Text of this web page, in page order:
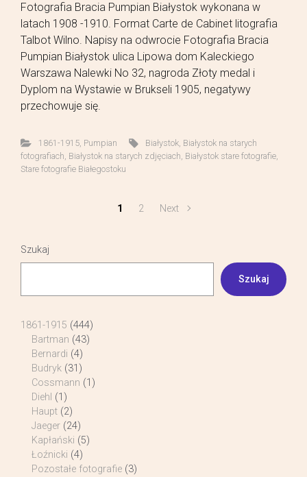
Fotografia Bracia Pumpian Białystok wykonana w
latach 1908 -1910. Format Carte de Cabinet litografia
Talbot Wilno. Napisy na odwrocie Fotografia Bracia
Pumpian Białystok ulica Lipowa dom Kaleckiego
Warszawa Nalewki No 32, nagroda Złoty medal i
Dyplom na Wystawie w Brukseli 1905, negatywy
przechowuje się.
1861-1915, Pumpian Białystok Białystok na starych
fotografiach Białystok na starych zdjęciach Białystok stare fotografie
Stare fotografie Białegostoku
1 2 Next
Szukaj
Szukaj
1861-1915 (444)
Bartman (43)
Bernardi (4)
Budryk (31)
Cossmann (1)
Diehl (1)
Haupt (2)
Jaeger (24)
Kapłański (5)
Łoźnicki (4)
Pozostałe fotografie (3)